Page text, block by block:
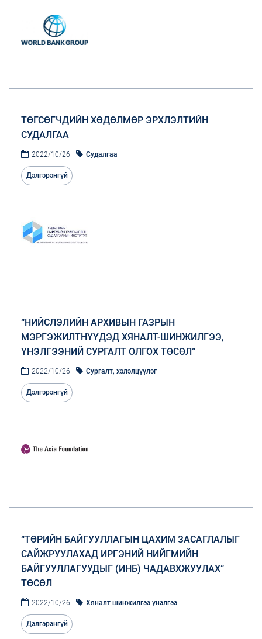
ТӨГСӨГЧДИЙН ХӨДӨЛМӨР ЭРХЛЭЛТИЙН
СУДАЛГАА
2022/10/26 Судалгаа
Дэлгэрэнгүй
“НИЙСЛЭЛИЙН АРХИВЫН ГАЗРЫН
МЭРГЭЖИЛТНҮҮДЭД ХЯНАЛТ-ШИНЖИЛГЭЭ,
ҮНЭЛГЭЭНИЙ СУРГАЛТ ОЛГОХ ТӨСӨЛ”
2022/10/26 Сургалт, хэлэлцүүлэг
Дэлгэрэнгүй
“ТӨРИЙН БАЙГУУЛЛАГЫН ЦАХИМ ЗАСАГЛАЛЫГ
САЙЖРУУЛАХАД ИРГЭНИЙ НИЙГМИЙН
БАЙГУУЛЛАГУУДЫГ (ИНБ) ЧАДАВХЖУУЛАХ”
ТӨСӨЛ
2022/10/26 Хяналт шинжилгээ үнэлгээ
Дэлгэрэнгүй